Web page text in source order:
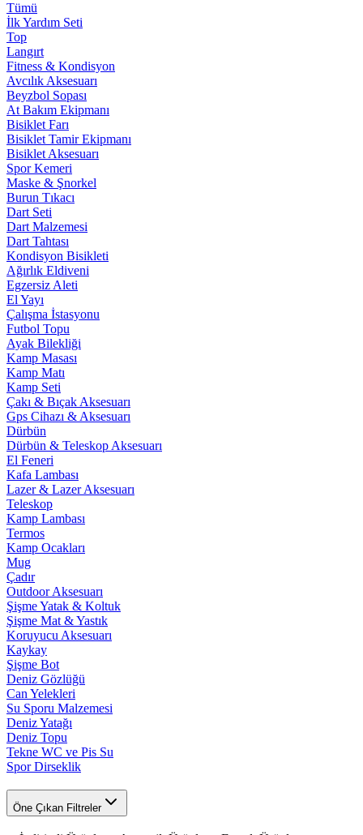
Tümü
İlk Yardım Seti
Top
Langırt
Fitness & Kondisyon
Avcılık Aksesuarı
Beyzbol Sopası
At Bakım Ekipmanı
Bisiklet Farı
Bisiklet Tamir Ekipmanı
Bisiklet Aksesuarı
Spor Kemeri
Maske & Şnorkel
Burun Tıkacı
Dart Seti
Dart Malzemesi
Dart Tahtası
Kondisyon Bisikleti
Ağırlık Eldiveni
Egzersiz Aleti
El Yayı
Çalışma İstasyonu
Futbol Topu
Ayak Bilekliği
Kamp Masası
Kamp Matı
Kamp Seti
Çakı & Bıçak Aksesuarı
Gps Cihazı & Aksesuarı
Dürbün
Dürbün & Teleskop Aksesuarı
El Feneri
Kafa Lambası
Lazer & Lazer Aksesuarı
Teleskop
Kamp Lambası
Termos
Kamp Ocakları
Mug
Çadır
Outdoor Aksesuarı
Şişme Yatak & Koltuk
Şişme Mat & Yastık
Koruyucu Aksesuarı
Kaykay
Şişme Bot
Deniz Gözlüğü
Can Yelekleri
Su Sporu Malzemesi
Deniz Yatağı
Deniz Topu
Tekne WC ve Pis Su
Spor Dirseklik
Öne Çıkan Filtreler